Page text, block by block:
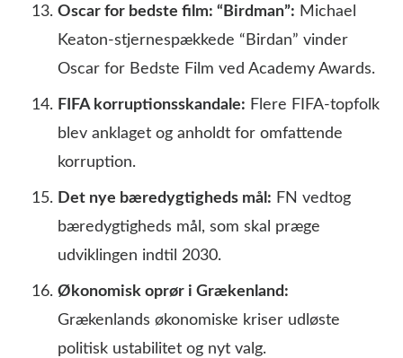
Oscar for bedste film: “Birdman”: Michael
Keaton-stjernespækkede “Birdan” vinder
Oscar for Bedste Film ved Academy Awards.
FIFA korruptionsskandale: Flere FIFA-topfolk
blev anklaget og anholdt for omfattende
korruption.
Det nye bæredygtigheds mål: FN vedtog
bæredygtigheds mål, som skal præge
udviklingen indtil 2030.
Økonomisk oprør i Grækenland:
Grækenlands økonomiske kriser udløste
politisk ustabilitet og nyt valg.